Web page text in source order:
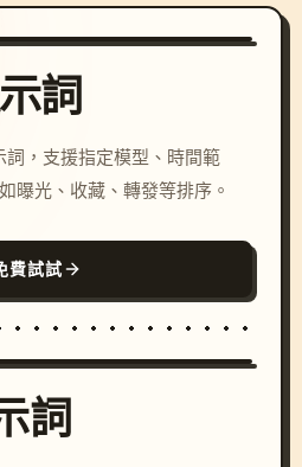
詞
，支援指定模型、時間範
曝光、收藏、轉發等排序。
費試試
詞